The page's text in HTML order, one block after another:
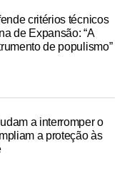
critérios técnicos
de Expansão: “A
de populismo”
a interromper o
a proteção às